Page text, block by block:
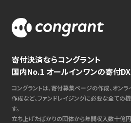
寄付決済ならコングラント
国内No.1 オールインワンの寄付
コングラントは、寄付募集ページの作成、オン
作成など、ファンドレイジングに必要な全ての
す。
立ち上げたばかりの団体から年間収入数十億